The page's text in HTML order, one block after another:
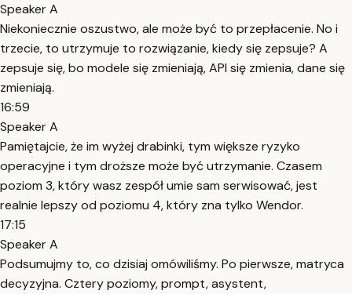
Speaker A
Niekoniecznie oszustwo, ale może być to przepłacenie. No i
trzecie, to utrzymuje to rozwiązanie, kiedy się zepsuje? A
zepsuje się, bo modele się zmieniają, API się zmienia, dane się
zmieniają.
16:59
Speaker A
Pamiętajcie, że im wyżej drabinki, tym większe ryzyko
operacyjne i tym droższe może być utrzymanie. Czasem
poziom 3, który wasz zespół umie sam serwisować, jest
realnie lepszy od poziomu 4, który zna tylko Wendor.
17:15
Speaker A
Podsumujmy to, co dzisiaj omówiliśmy. Po pierwsze, matryca
decyzyjna. Cztery poziomy, prompt, asystent,